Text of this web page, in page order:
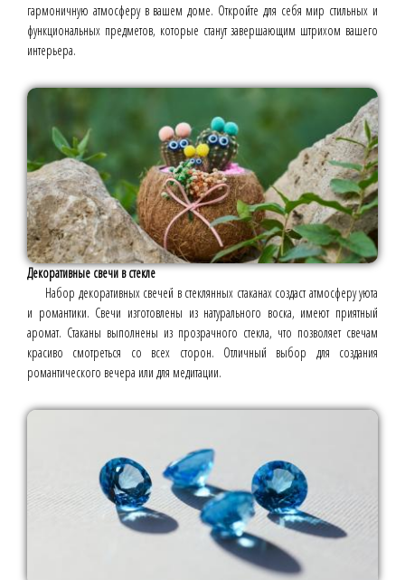
гармоничную атмосферу в вашем доме. Откройте для себя мир стильных и
функциональных предметов, которые станут завершающим штрихом вашего
интерьера.
Декоративные свечи в стекле
Набор декоративных свечей в стеклянных стаканах создаст атмосферу уюта
и романтики. Свечи изготовлены из натурального воска, имеют приятный
аромат. Стаканы выполнены из прозрачного стекла, что позволяет свечам
красиво смотреться со всех сторон. Отличный выбор для создания
романтического вечера или для медитации.